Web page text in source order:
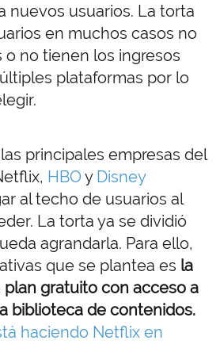
nuevos usuarios. La torta
en muchos casos no
no tienen los ingresos
plataformas por lo
principales empresas del
HBOy Disney
al techo de usuarios al
La torta ya se dividió
agrandarla. Para ello,
que se plantea es la
plan gratuito con acceso a
biblioteca de contenidos.
haciendo Netflix en